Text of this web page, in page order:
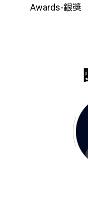
Awards-銀獎